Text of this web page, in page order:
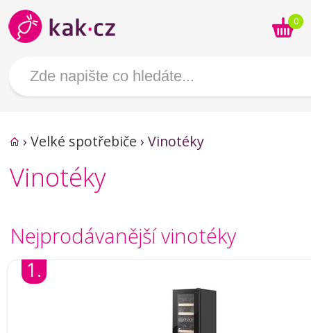
0
› Velké spotřebiče › Vinotéky
Vinotéky
Nejprodávanější vinotéky
1.